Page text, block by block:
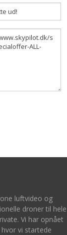
luftvideo og
droner til hele
Vi har opnået
vi startede